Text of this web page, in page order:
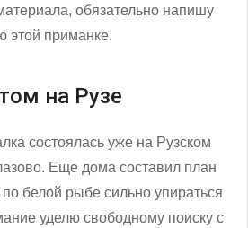
обязательно напишу
этой приманке.
на Рузе
состоялась уже на Рузском
Еще дома составил план
белой рыбе сильно упираться
уделю свободному поиску с